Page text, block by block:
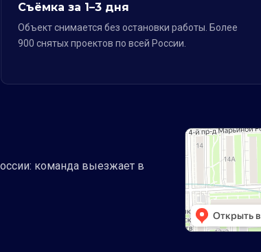
Съёмка за 1–3 дня
Объект снимается без остановки работы. Более
900 снятых проектов по всей России.
команда выезжает в